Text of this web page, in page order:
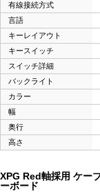
有線接続方式
言語
キーレイアウト
キースイッチ
スイッチ詳細
バックライト
カラー
幅
奥行
高さ
XPG Red軸採用 ケー
ーボード